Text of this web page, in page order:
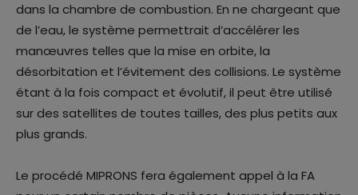
dans la chambre de combustion. En ne chargeant que
de l’eau, le système permettrait d’accélérer les
manœuvres telles que la mise en orbite, la
désorbitation et l’évitement des collisions. Le système
étant à la fois compact et évolutif, il peut être utilisé
sur des satellites de toutes tailles, des plus petits aux
plus grands.
Le procédé MIPRONS fera également appel à la FA